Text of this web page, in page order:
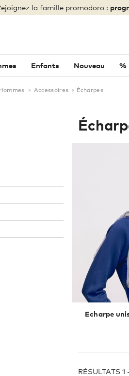
la famille promodoro :
Enfants Nouveau %
Hommes > Accessoires > Écharpes
Echarpe
RÉSULTATS 1